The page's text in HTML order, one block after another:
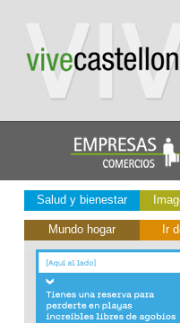
Salud y bienestar
Mundo hogar Ir